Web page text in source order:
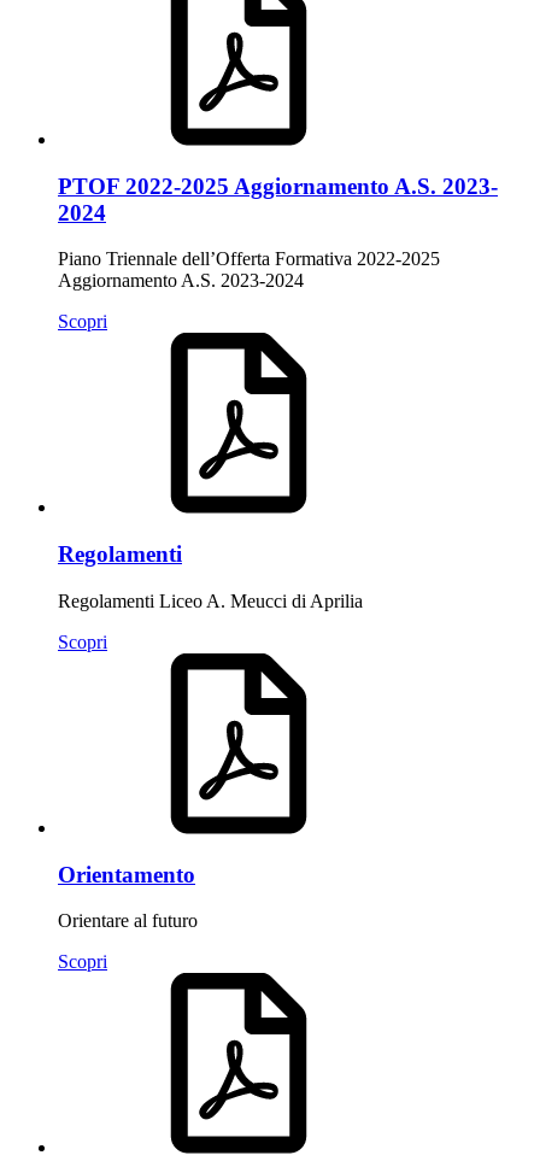
PTOF 2022-2025 Aggiornamento A.S. 2023-
2024
Piano Triennale dell’Offerta Formativa 2022-2025
Aggiornamento A.S. 2023-2024
Scopri
Regolamenti
Regolamenti Liceo A. Meucci di Aprilia
Scopri
Orientamento
Orientare al futuro
Scopri